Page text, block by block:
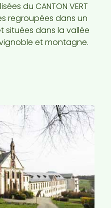
du CANTON VERT
regroupées dans un
situées dans la vallée
vignoble et montagne.